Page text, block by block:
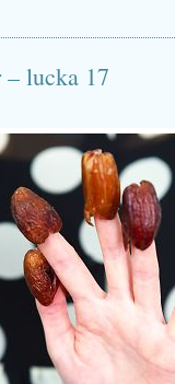
lucka 17